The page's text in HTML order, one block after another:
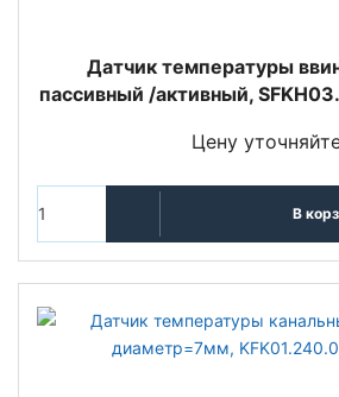
Датчик температуры
пассивный /активный,
Цену
В